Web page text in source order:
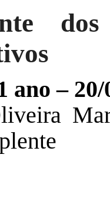
ano – 20/